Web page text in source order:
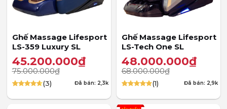
Ghế Massage Lifesport
LS-359 Luxury SL
45.200.000₫
75.000.000₫
5 dựa trên
(3) Đã bán: 2,3k
Ghế Massage Lifesport
LS-Tech One SL
48.000.000₫
68.000.000₫
dựa trên
đánh giá
(1) Đã bán: 2,9k